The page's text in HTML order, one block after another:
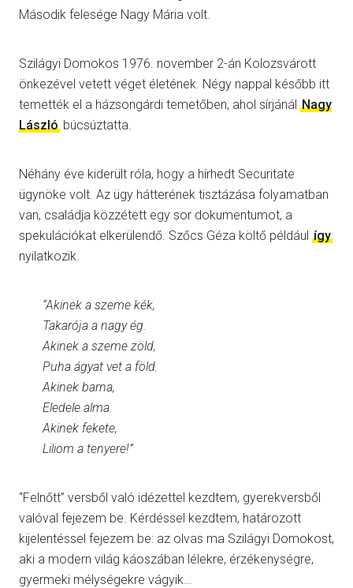
Második felesége Nagy Mária volt.
Szilágyi Domokos 1976. november 2-án Kolozsvárott
önkezével vetett véget életének. Négy nappal később itt
temették el a házsongárdi temetőben, ahol sírjánál Nagy
László búcsúztatta.
Néhány éve kiderült róla, hogy a hírhedt Securitate
ügynöke volt. Az ügy hátterének tisztázása folyamatban
van, családja közzétett egy sor dokumentumot, a
spekulációkat elkerülendő. Szőcs Géza költő például így
nyilatkozik.
“Akinek a szeme kék,
Takarója a nagy ég.
Akinek a szeme zöld,
Puha ágyat vet a föld.
Akinek barna,
Eledele alma.
Akinek fekete,
Liliom a tenyere!”
“Felnőtt” versből való idézettel kezdtem, gyerekversből
valóval fejezem be. Kérdéssel kezdtem, határozott
kijelentéssel fejezem be: az olvas ma Szilágyi Domokost,
aki a modern világ káoszában lélekre, érzékenységre,
gyermeki mélységekre vágyik…